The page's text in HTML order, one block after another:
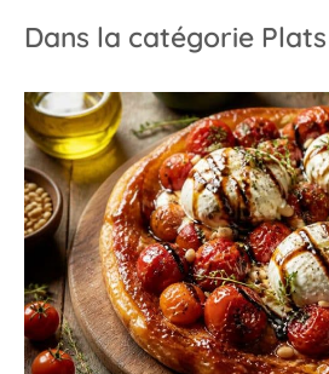
Dans la catégorie